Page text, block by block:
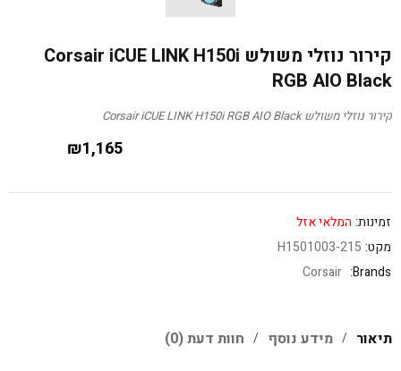
קירור נוזלי משולש Corsair iCUE LINK H150i
RGB AIO Black
קירור נוזלי משולש Corsair iCUE LINK H150i RGB AIO Black
₪1,165
זמינות: המלאי אזל
מקט: 215-H1501003
Brands:
Corsair
תיאור מידע נוסף חוות דעת (0)